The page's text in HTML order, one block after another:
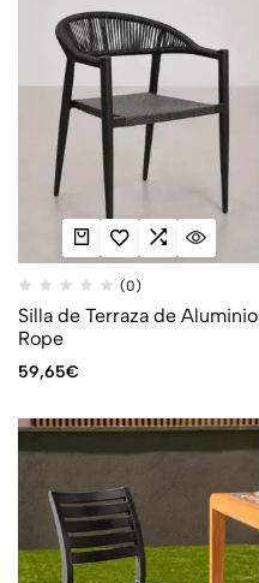
(0)
Silla de Terraza de Aluminio
Rope
59,65€